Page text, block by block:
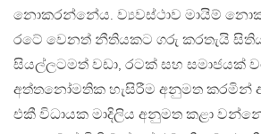
නොකරන්නේය. ව්‍යවස්ථාව මායිම්
රටේ වෙනත් නීතියකට ගරු කරතැයි
සියල්ලටමත් වඩා, රටක් සහ සමාජයක්
අත්තනෝමතික හැසිරීම අනුමත කරමින්
එකී විධායක මාදිලිය අනුමත කළා